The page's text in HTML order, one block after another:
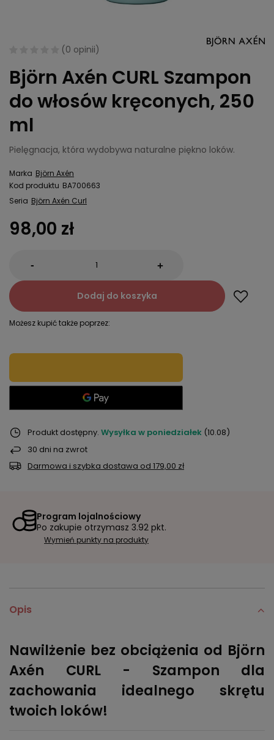
(0 opinii)
Björn Axén CURL Szampon
do włosów kręconych, 250
ml
Pielęgnacja, która wydobywa naturalne piękno loków.
Marka Björn Axén
Kod produktu BA700663
Seria Björn Axén Curl
98,00 zł
- +
Dodaj do koszyka
Możesz kupić także poprzez:
Produkt dostępny Wysyłka w poniedziałek (10.08)
30 dni na zwrot
Darmowa i szybka dostawa od 179,00 zł
Program lojalnościowy
Po zakupie otrzymasz 3.92 pkt.
Wymień punkty na produkty
Opis
Nawilżenie bez obciążenia od Björn
Axén CURL - Szampon dla
zachowania idealnego skrętu
twoich loków!